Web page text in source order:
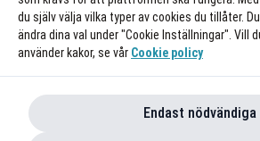
du själv välja vilka typer av cookies du tillåter.
ändra dina val under "Cookie Inställningar". Vill
använder kakor, se vår Cookie policy
Endast nödvändiga